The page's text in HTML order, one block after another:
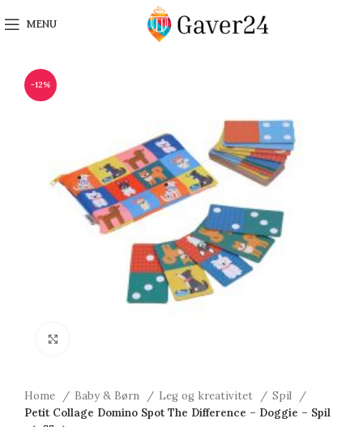
MENU
-12%
Home Baby & Børn Leg og kreativitet
Spil
Petit Collage Domino Spot The Difference – Doggie – Spil